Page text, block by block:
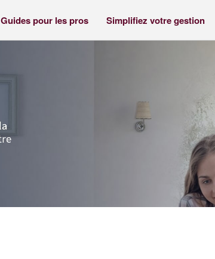
Guides pour les pros Simplifiez votre gestion